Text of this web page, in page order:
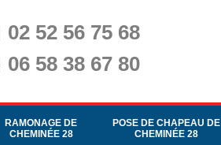
02 52 56 75 68
06 58 38 67 80
RAMONAGE DE
CHEMINÉE 28
POSE DE CHAPEAU DE
CHEMINÉE 28